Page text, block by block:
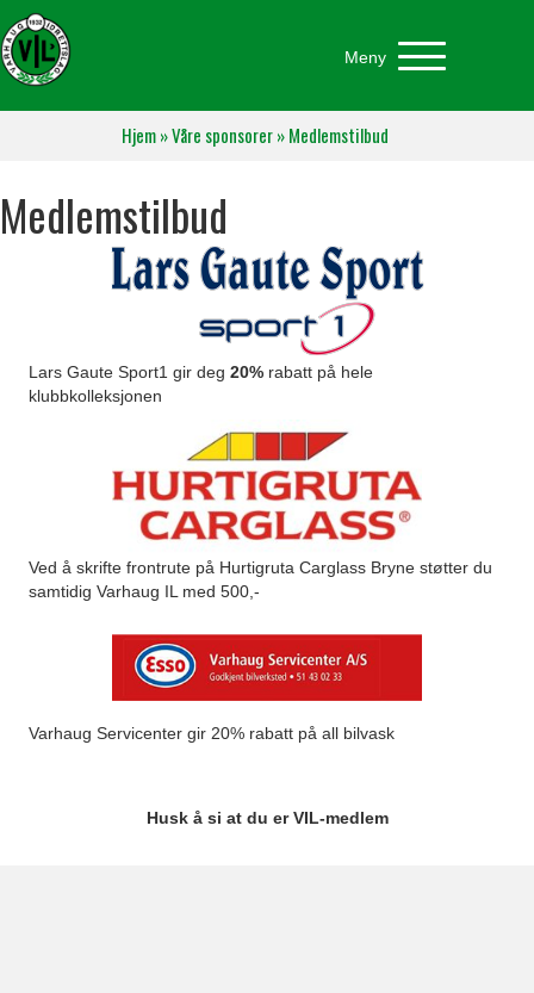
Meny
Hjem»Våre sponsorer»Medlemstilbud
Medlemstilbud
Lars Gaute Sport1 gir deg 20% rabatt på hele
klubbkolleksjonen
Ved å skrifte frontrute på Hurtigruta Carglass Bryne støtter du
samtidig Varhaug IL med 500,-
Varhaug Servicenter gir 20% rabatt på all bilvask
Husk å si at du er VIL-medlem